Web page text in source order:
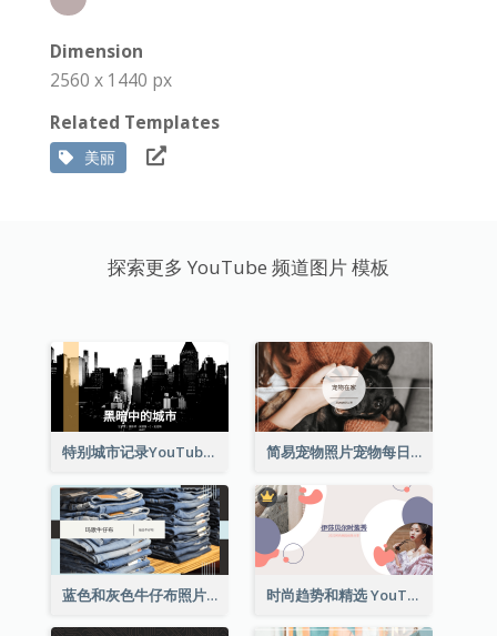
Dimension
2560 x 1440 px
Related Templates
美丽
探索更多 YouTube 频道图片 模板
特别城市记录YouTube频道图片 简易宠物照片宠物每日YouTube频道图片
蓝色和灰色牛仔布照片时尚展望YouTube频道图片 时尚趋势和精选 YouTube 频道图片